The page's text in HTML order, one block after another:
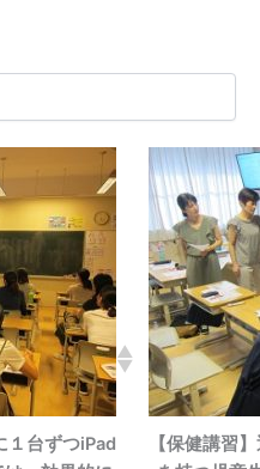
１台ずつiPad
【保健講習